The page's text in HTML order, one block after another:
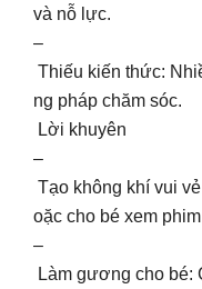
và nỗ lực.
–
Thiếu kiến thức:
ng pháp chăm sóc.
Lời khuyên
–
Tạo không khí vui
oặc cho bé xem
–
Làm gương cho bé: